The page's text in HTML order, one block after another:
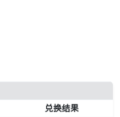
兑换结果